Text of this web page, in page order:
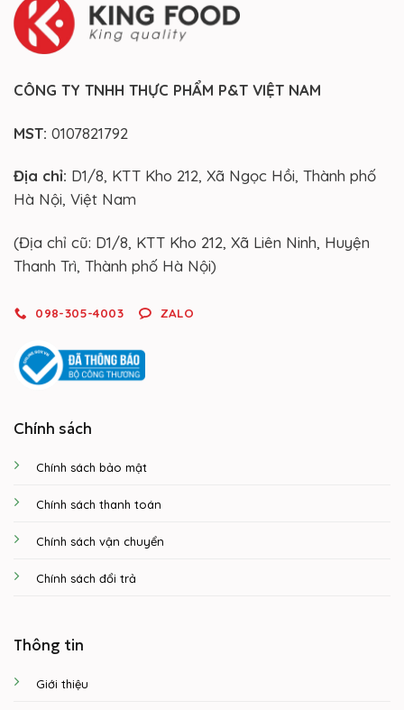
CÔNG TY TNHH THỰC PHẨM P&T VIỆT NAM
MST: 0107821792
Địa chỉ: D1/8, KTT Kho 212, Xã Ngọc Hồi, Thành phố
Hà Nội, Việt Nam
(Địa chỉ cũ: D1/8, KTT Kho 212, Xã Liên Ninh, Huyện
Thanh Trì, Thành phố Hà Nội)
098-305-4003 ZALO
Chính sách
Chính sách bảo mật
Chính sách thanh toán
Chính sách vận chuyển
Chính sách đổi trả
Thông tin
Giới thiệu